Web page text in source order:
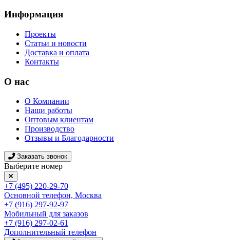
Информация
Проекты
Статьи и новости
Доставка и оплата
Контакты
О нас
О Компании
Наши работы
Оптовым клиентам
Производство
Отзывы и Благодарности
Заказать звонок
Выберите номер
+7 (495) 220-29-70
Основной телефон, Москва
+7 (916) 297-92-97
Мобильный для заказов
+7 (916) 297-02-61
Дополнительный телефон